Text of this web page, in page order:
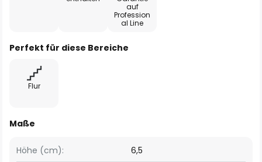
auf
Profession
al Line
Perfekt für diese Bereiche
Flur
Maße
Höhe (cm): 6,5